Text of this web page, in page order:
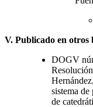
V. Publicado en otros
DOGV
sistema
de